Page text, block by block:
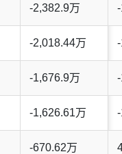
-2,382.9万
-2,018.44万
-1,676.9万
-1,626.61万
-670.62万